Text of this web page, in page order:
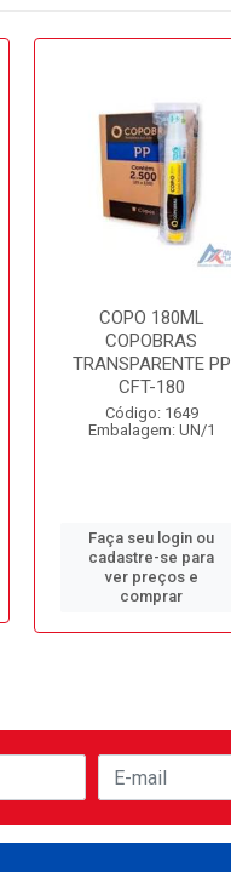
COPO 180ML
COPOBRAS
TRANSPARENTE PP
CFT-180
Código: 1649
Embalagem: UN/1
Faça seu login ou
cadastre-se para
ver preços e
comprar